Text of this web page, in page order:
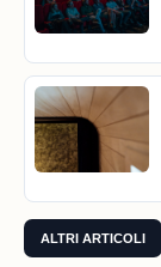
ALTRI ARTICOLI